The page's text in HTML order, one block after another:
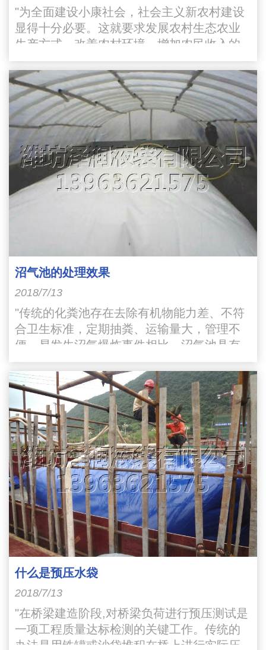
"为全面建设小康社会，社会主义新农村建设
显得十分必要。这就要求发展农村生态农业
生产方式，改善农村环境，增加农民收入的
宏伟目标。其中综合利用沼气池就是改变农
村环境的一个重要途径"
沼气池的处理效果
2018/7/13
"传统的化粪池存在去除有机物能力差、不符
合卫生标准，定期抽粪、运输量大，管理不
便、易发生沼气爆炸事件相比，沼气池具有
以下有优越性：一是有机物去除率高，COD
去除率达78%以上"
什么是预压水袋
2018/7/13
"在桥梁建造阶段,对桥梁负荷进行预压测试是
一项工程质量达标检测的关键工作。传统的
办法是用铁罐或沙袋堆积在桥上进行实际压